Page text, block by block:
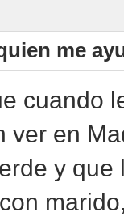
me
cuando
ver en
y